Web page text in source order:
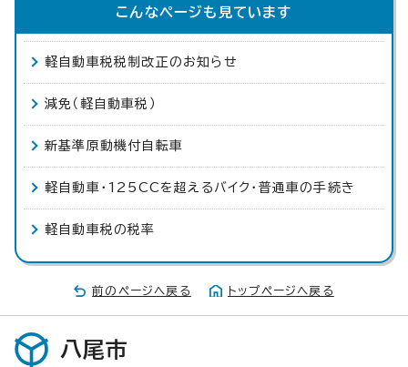
こんなページも見ています
軽自動車税税制改正のお知らせ
減免（軽自動車税）
新基準原動機付自転車
軽自動車・125CCを超えるバイク・普通車の手続き
軽自動車税の税率
前のページへ戻る トップページへ戻る
八尾市